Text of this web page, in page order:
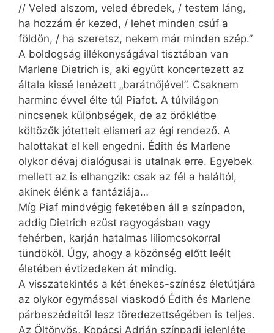
// Veled alszom, veled ébredek, / testem láng,
ha hozzám ér kezed, / lehet minden csúf a
földön, / ha szeretsz, nekem már minden szép.”
A boldogság illékonyságával tisztában van
Marlene Dietrich is, aki együtt koncertezett az
általa kissé lenézett „barátnőjével”. Csaknem
harminc évvel élte túl Piafot. A túlvilágon
nincsenek különbségek, de az öröklétbe
költözők jótetteit elismeri az égi rendező. A
halottakat el kell engedni. Édith és Marlene
olykor dévaj dialógusai is utalnak erre. Egyebek
mellett az is elhangzik: csak az fél a haláltól,
akinek élénk a fantáziája…
Míg Piaf mindvégig feketében áll a színpadon,
addig Dietrich ezüst ragyogásban vagy
fehérben, karján hatalmas liliomcsokorral
tündököl. Úgy, ahogy a közönség előtt leélt
életében évtizedeken át mindig.
A visszatekintés a két énekes-színész életútjára
az olykor egymással viaskodó Édith és Marlene
párbeszédeitől lesz töredezettségében is teljes.
Az Öltönyös, Kopácsi Adrián színpadi jelenléte